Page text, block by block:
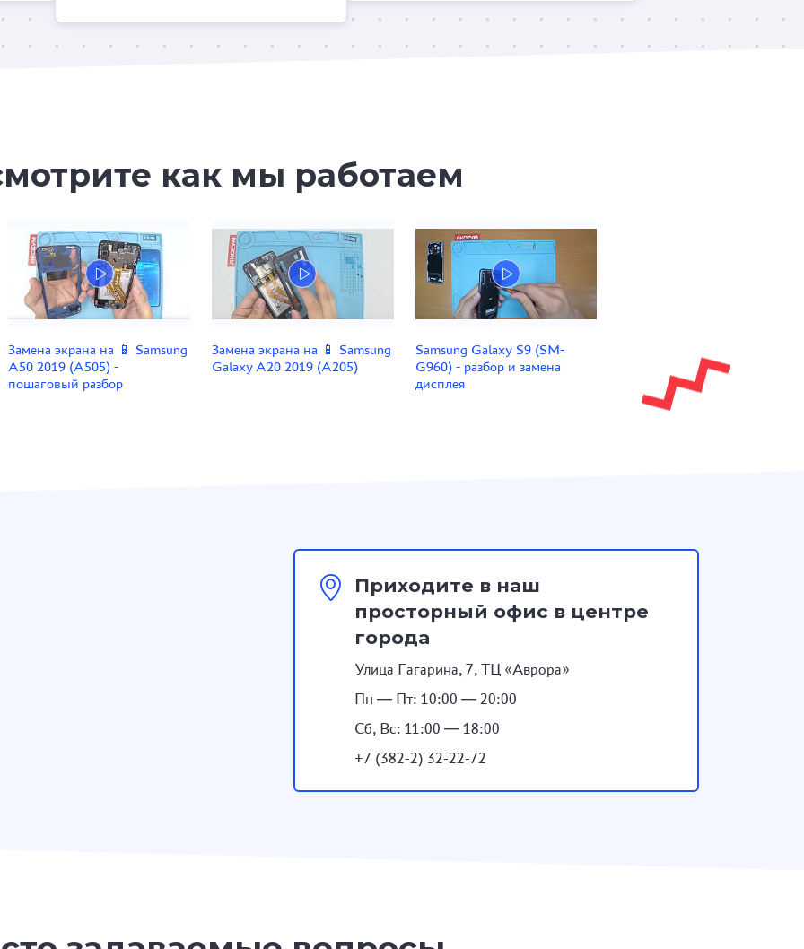
как мы работаем
Замена экрана на 📱 Samsung
A50 2019 (A505) -
пошаговый разбор
Замена экрана на 📱 Samsung
Galaxy A20 2019 (A205)
Samsung Galaxy S9 (SM-
G960) - разбор и замена
дисплея
Приходите в наш
просторный офис в центре
города
Улица Гагарина, 7, ТЦ «Аврора»
Пн — Пт: 10:00 — 20:00
Сб, Вс: 11:00 — 18:00
+7 (382-2) 32-22-72